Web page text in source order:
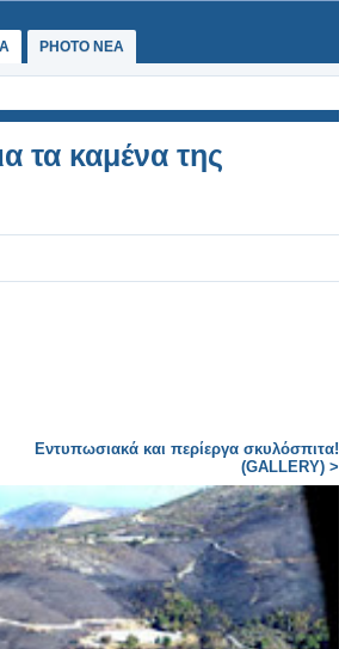
PHOTO NEA
τα καμένα της
Εντυπωσιακά και περίεργα σκυλόσπιτα!
(GALLERY) >